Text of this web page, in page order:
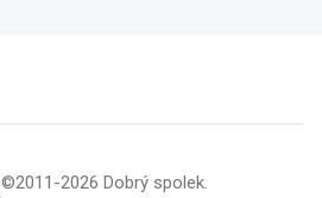
©2011-2026 Dobrý spolek.